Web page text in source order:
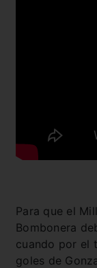
Para que el
Bombonera
cuando por el
goles de